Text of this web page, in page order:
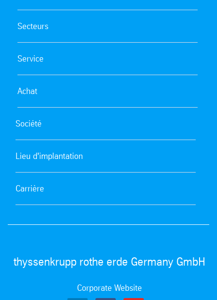
Secteurs
Service
Achat
Société
Lieu d'implantation
Carrière
thyssenkrupp rothe erde Germany GmbH
Corporate Website